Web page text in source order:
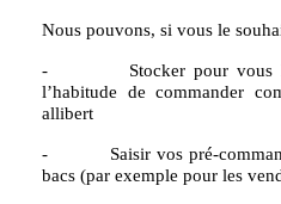
Nous pouvons, si vous le
- Stocker pour vous la
l’habitude de commander
allibert
- Saisir vos pré-
bacs (par exemple pour les